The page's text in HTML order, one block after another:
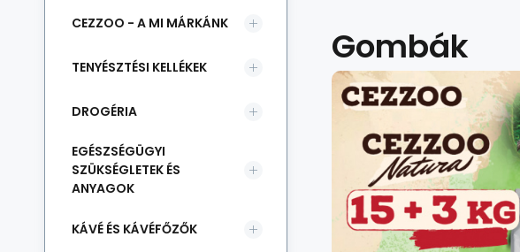
Gombák
CEZZOO - A MI MÁRKÁNK
TENYÉSZTÉSI KELLÉKEK
DROGÉRIA
EGÉSZSÉGÜGYI
SZÜKSÉGLETEK ÉS
ANYAGOK
KÁVÉ ÉS KÁVÉFŐZŐK